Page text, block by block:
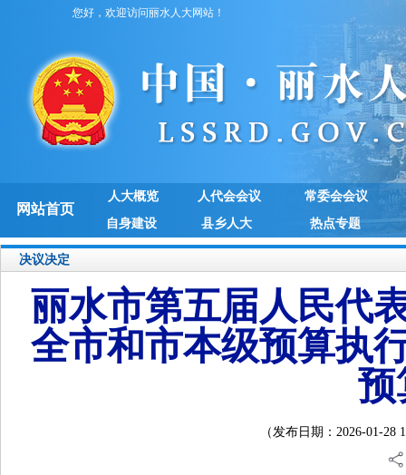
您好，欢迎访问丽水人大网站！
网站首页
人大概览 人代会会议
常委会会议
自身建设
县乡人大 热点专题
决议决定
丽水市第五届人民代
全市和市本级预算执
预
（发布日期：2026-01-